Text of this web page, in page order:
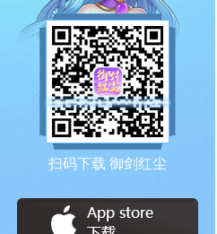
扫码下载 御剑红尘